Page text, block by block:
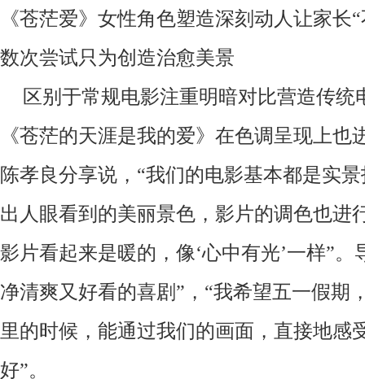
《苍茫爱》女性角色塑造深刻动人让家长
数次尝试只为创造治愈美景
区别于常规电影注重明暗对比营造传统
《苍茫的天涯是我的爱》在色调呈现上也
陈孝良分享说， “我们的电影基本都是实
出人眼看到的美丽景色，影片的调色也进
影片看起来是暖的，像‘心中有光’一样”
净清爽又好看的喜剧”， “我希望五一假期
里的时候， 能通过我们的画面，直接地感
好”。